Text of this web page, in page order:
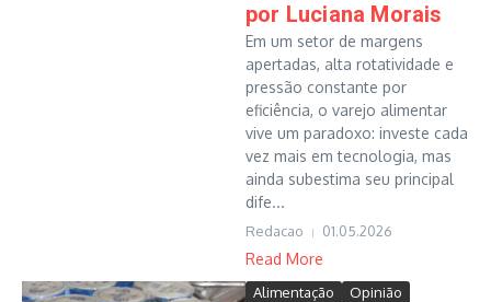
por Luciana Morais
Em um setor de margens
apertadas, alta rotatividade e
pressão constante por
eficiência, o varejo alimentar
vive um paradoxo: investe cada
vez mais em tecnologia, mas
ainda subestima seu principal
dife...
Redacao 01.05.2026
Read More
Alimentação Opinião